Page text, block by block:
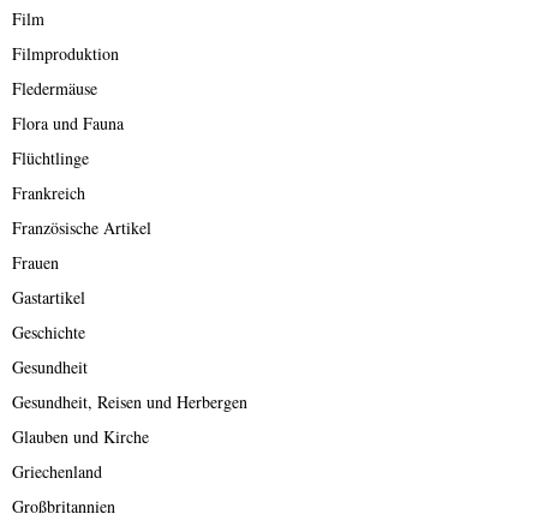
Film
Filmproduktion
Fledermäuse
Flora und Fauna
Flüchtlinge
Frankreich
Französische Artikel
Frauen
Gastartikel
Geschichte
Gesundheit
Gesundheit, Reisen und Herbergen
Glauben und Kirche
Griechenland
Großbritannien